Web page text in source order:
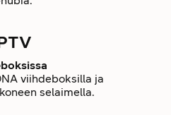
viihdeboksilla ja
selaimella.